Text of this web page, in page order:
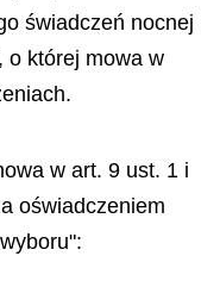
świadczeń nocnej
o której mowa w
w art. 9 ust. 1 i
oświadczeniem